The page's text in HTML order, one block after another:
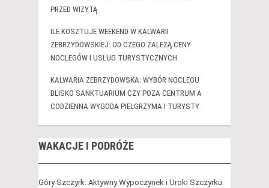
PRZED WIZYTĄ
ILE KOSZTUJE WEEKEND W KALWARII
ZEBRZYDOWSKIEJ: OD CZEGO ZALEŻĄ CENY
NOCLEGÓW I USŁUG TURYSTYCZNYCH
KALWARIA ZEBRZYDOWSKA: WYBÓR NOCLEGU
BLISKO SANKTUARIUM CZY POZA CENTRUM A
CODZIENNA WYGODA PIELGRZYMA I TURYSTY
WAKACJE I PODRÓŻE
Góry Szczyrk: Aktywny Wypoczynek i Uroki Szczyrku